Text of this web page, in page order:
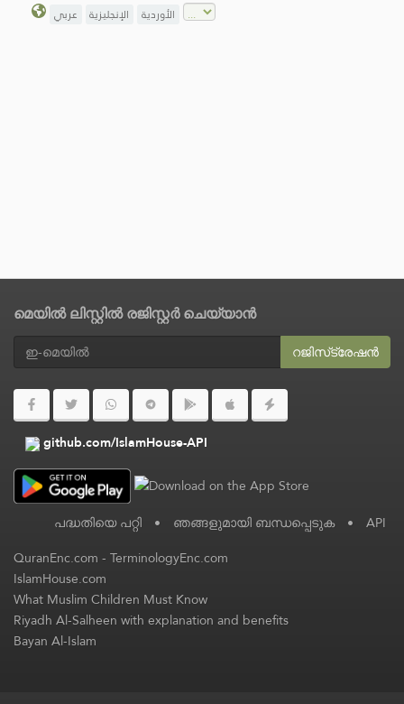
عربي الإنجليزية الأوردية
മെയിൽ ലിസ്റ്റിൽ രജിസ്റ്റർ ചെയ്യാൻ
റജിസ്‌ട്രേഷൻ
github.com/IslamHouse-API
പദ്ധതിയെ പറ്റി • ഞങ്ങളുമായി ബന്ധപ്പെടുക • API
QuranEnc.com-TerminologyEnc.com
IslamHouse.com
What Muslim Children Must Know
Riyadh Al-Salheen with explanation and benefits
Bayan Al-Islam